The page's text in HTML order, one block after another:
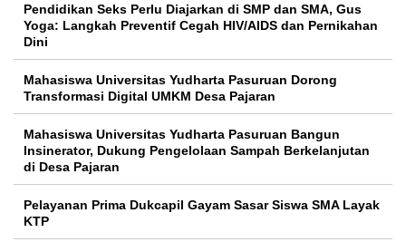
Pendidikan Seks Perlu Diajarkan di SMP dan SMA, Gus
Yoga: Langkah Preventif Cegah HIV/AIDS dan Pernikahan
Dini
Mahasiswa Universitas Yudharta Pasuruan Dorong
Transformasi Digital UMKM Desa Pajaran
Mahasiswa Universitas Yudharta Pasuruan Bangun
Insinerator, Dukung Pengelolaan Sampah Berkelanjutan
di Desa Pajaran
Pelayanan Prima Dukcapil Gayam Sasar Siswa SMA Layak
KTP